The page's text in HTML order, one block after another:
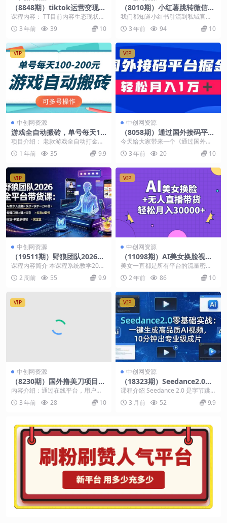
（8848期）tiktok运营变现
课，tk跨境电商摸金校尉（21
节视频课）
课程内容： TT目前内容生态现状及
分析 第十四节视频来源推荐 复习
课.不可不知的...
3 年前 39 10
（8010期）小红薯跳转微信链
接制作和引流思路，不违规不
封号！
我们都知道小红书引流到私域官方
查的特别严，动不动就会警告封
号，今天这个跳转到微信...
3 年前 94 10
VIP
中创网资源
游戏全自动搬砖，单号每天10
0-200元，可多号操作
项目介绍： 老款游戏全自动打金搬
砖，单号一天收益100-200元左
右，多号操作每...
1 年前 35 9.9
VIP
中创网资源
（8058期）通过国外接码平台
掘金卖账号： 单号成本1.3，
今天给大家带来一个《通过国外接
码平台掘金卖账号： 单号成本1.3，
利润10＋，轻...
3 年前 20 10
VIP
中创网资源
（19511期）野狼团队2026全
平台带货课-7月：AI数字人直
播×快手一刀不剪×蝴蝶口播×
抖音AI带货×树苗剧情智剪×聚
课程内容简介 本课程系统教学2026
新版全平台短视频带货从AI数字人
直播、快手一...
2 周前 55 9.9
VIP
中创网资源
（11098期）AI美女换脸视频
结合无人直播带货，随便月入
30000+
美女一直都是所有平台的流量密
码，这类账号不仅涨粉速度快，变
现能力也超强。吸引的都...
2 年前 86 10
VIP
中创网资源
（8230期）国外撸美刀项目，
手机也可操作，轻松挂机操
作，日入300刀 小白也能完美
运行
内容介绍：通过在线平台，用户无
需任何资金投入即可通过观看视频
赚钱。原理就是很多博...
3 年前 28 10
VIP
中创网资源
（18323期）Seedance2.0零
基础实战：一键生成高品质AI
视频，10分钟出专业级成片
课程介绍 Seedance 2.0 是字节跳
动推出的多模态 AI 视频大模型 主...
3 月前 52 9.9